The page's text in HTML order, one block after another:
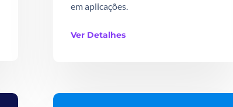
em aplicações.
Ver Detalhes